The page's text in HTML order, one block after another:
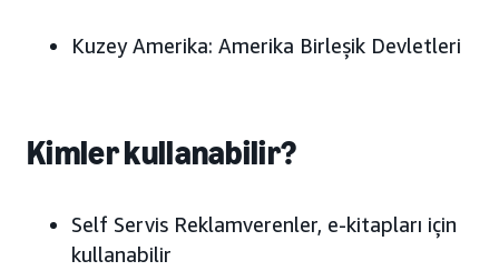
Kuzey Amerika: Amerika Birleşik Devletleri
Kimler kullanabilir?
Self Servis Reklamverenler, e-kitapları için
kullanabilir